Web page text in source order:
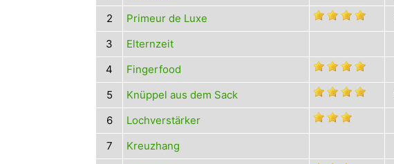
2
Primeur de Luxe
3
Elternzeit
4
Fingerfood
5
Knüppel aus dem Sack
6
Lochverstärker
7
Kreuzhang